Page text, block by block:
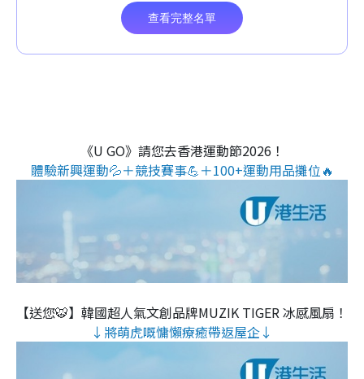
《U GO》請您去香港運動節2026！
體驗新興運動💦＋競技賽事💪＋100+運動用品攤位🔥
【送您🐯】韓國超人氣文創品牌MUZIK TIGER 冰感風扇！
↓將萌虎嘅慵懶療癒帶返屋企↓